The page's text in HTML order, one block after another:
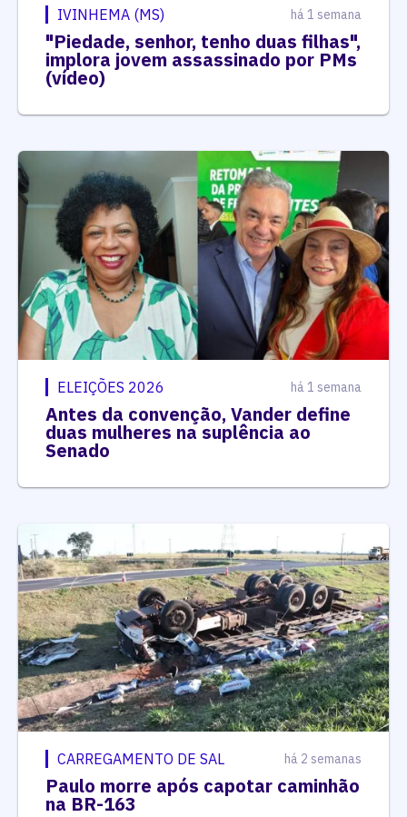
IVINHEMA (MS) há 1 semana
"Piedade, senhor, tenho duas filhas",
implora jovem assassinado por PMs
(vídeo)
ELEIÇÕES 2026 há 1 semana
Antes da convenção, Vander define
duas mulheres na suplência ao
Senado
CARREGAMENTO DE SAL há 2 semanas
Paulo morre após capotar caminhão
na BR-163